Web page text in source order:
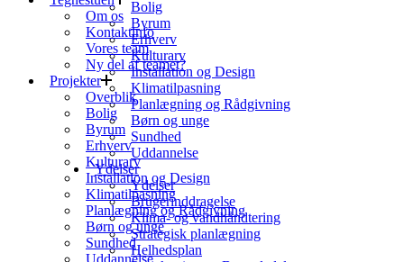
Bolig
Byrum
Erhverv
Kulturarv
Installation og Design
Klimatilpasning
Planlægning og Rådgivning
Børn og unge
Sundhed
Uddannelse
Ydelser
Ydelser
Brugerinddragelse
Klima- og vandhåndtering
Strategisk planlægning
Helhedsplan
Om os
Kontaktinfo
Vores team
Ny del af teamet?
Projekter
Overblik
Bolig
Byrum
Erhverv
Kulturarv
Installation og Design
Klimatilpasning
Planlægning og Rådgivning
Børn og unge
Sundhed
Uddannelse